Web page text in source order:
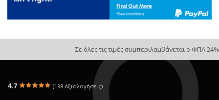
Σε όλες τις τιμές συμπεριλαμβάνεται ο ΦΠΑ 24%
4.7 (198 Αξιολογήσεις)